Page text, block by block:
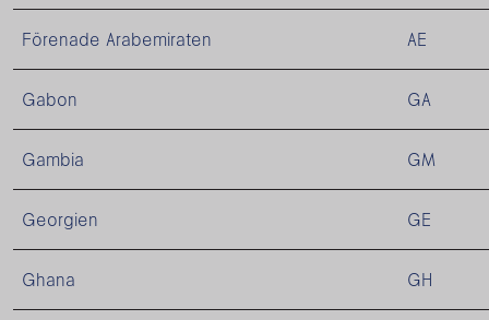
Förenade Arabemiraten AE
Gabon GA
Gambia GM
Georgien GE
Ghana GH